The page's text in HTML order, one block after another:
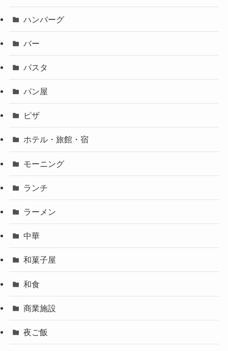
ハンバーグ
バー
パスタ
パン屋
ピザ
ホテル・旅館・宿
モーニング
ランチ
ラーメン
中華
和菓子屋
和食
商業施設
夜ご飯